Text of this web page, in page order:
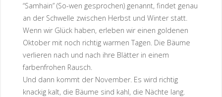
“Samhain” (So-wen gesprochen) genannt, findet genau
an der Schwelle zwischen Herbst und Winter statt.
Wenn wir Glück haben, erleben wir einen goldenen
Oktober mit noch richtig warmen Tagen. Die Bäume
verlieren nach und nach ihre Blätter in einem
farbenfrohen Rausch.
Und dann kommt der November. Es wird richtig
knackig kalt, die Bäume sind kahl, die Nächte lang.